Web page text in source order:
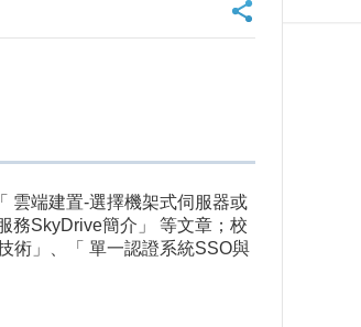
雲端建置-選擇機架式伺服器或
務SkyDrive簡介」 等文章；校
術」、「 單一認證系統SSO與